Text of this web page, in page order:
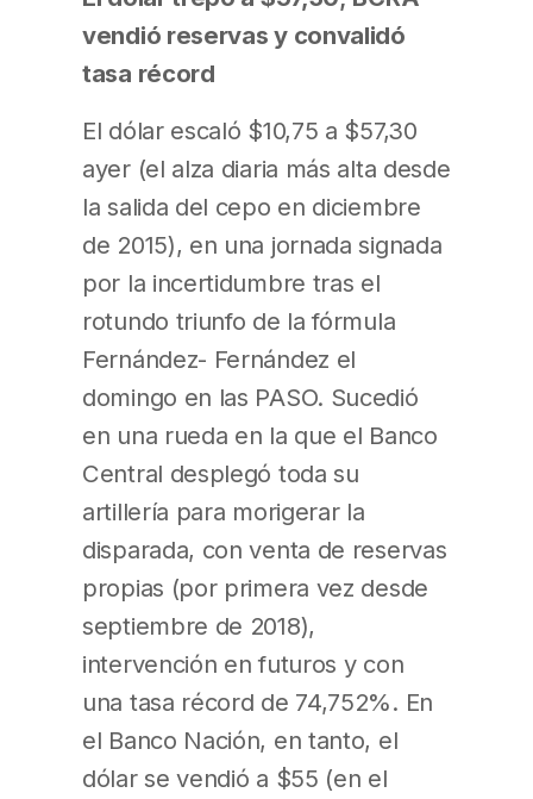
vendió reservas y convalidó
tasa récord
El dólar escaló $10,75 a $57,30
ayer (el alza diaria más alta desde
la salida del cepo en diciembre
de 2015), en una jornada signada
por la incertidumbre tras el
rotundo triunfo de la fórmula
Fernández- Fernández el
domingo en las PASO. Sucedió
en una rueda en la que el Banco
Central desplegó toda su
artillería para morigerar la
disparada, con venta de reservas
propias (por primera vez desde
septiembre de 2018),
intervención en futuros y con
una tasa récord de 74,752%. En
el Banco Nación, en tanto, el
dólar se vendió a $55 (en el